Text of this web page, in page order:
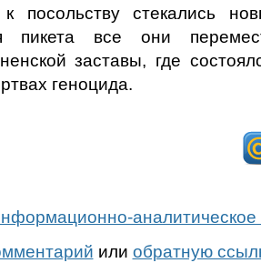
посольству стекались
пикета все они
заставы, где
геноцида.
аналитическое
или обратную